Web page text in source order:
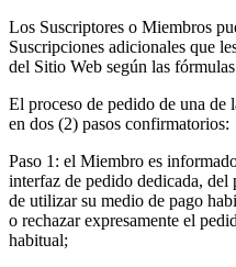
Los Suscriptores o Miembros
Suscripciones adicionales que
del Sitio Web según las
El proceso de pedido de una de
en dos (2) pasos confirmatorios:
Paso 1: el Miembro es
interfaz de pedido dedicada,
de utilizar su medio de pago
o rechazar expresamente el
habitual;